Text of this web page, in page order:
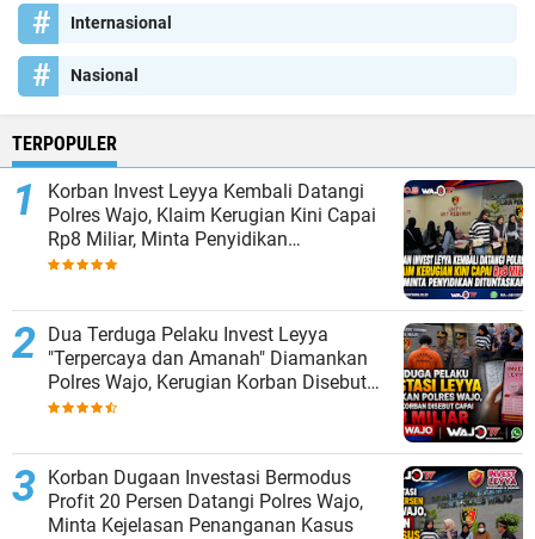
Internasional
Nasional
TERPOPULER
Korban Invest Leyya Kembali Datangi
Polres Wajo, Klaim Kerugian Kini Capai
Rp8 Miliar, Minta Penyidikan
Dituntaskan
Dua Terduga Pelaku Invest Leyya
"Terpercaya dan Amanah" Diamankan
Polres Wajo, Kerugian Korban Disebut
Capai Rp8 Miliar
Korban Dugaan Investasi Bermodus
Profit 20 Persen Datangi Polres Wajo,
Minta Kejelasan Penanganan Kasus